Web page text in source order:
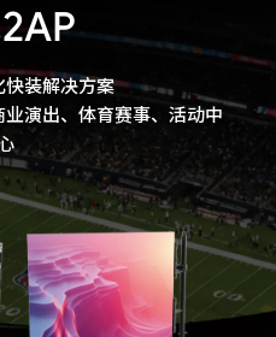
快装解决方案
演出、体育赛事、活动中